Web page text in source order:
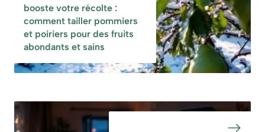
booste votre récolte :
comment tailler pommiers
et poiriers pour des fruits
abondants et sains